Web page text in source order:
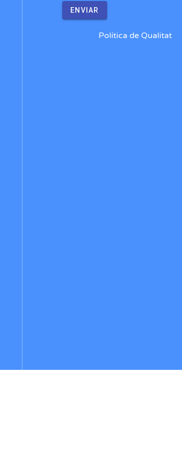
ENVIAR
Política de Qualitat